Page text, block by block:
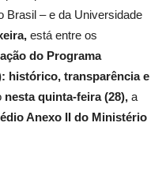
Brasil – e da Universidade
está entre os
do Programa
histórico, transparência e
nesta quinta-feira (28), a
Anexo II do Ministério